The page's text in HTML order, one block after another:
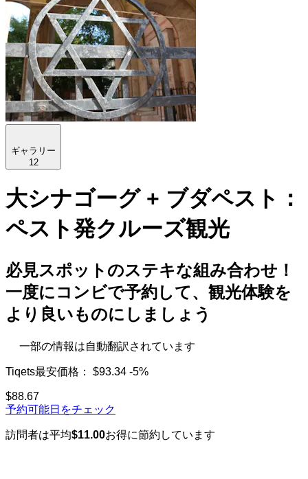
ギャラリー
12
大シナゴーグ + ブダペスト：
ペスト発クルーズ観光
必見スポットのステキな組み合わせ！
一度にコンビで予約して、観光体験を
より良いものにしましょう
一部の情報は自動翻訳されています
Tiqets最安価格： $93.34 -5%
$88.67
予約可能日をチェック
訪問者は平均$11.00お得に節約しています